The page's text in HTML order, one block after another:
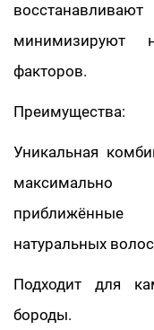
минимизируют
факторов.
Преимущества:
Уникальная
максимально
натуральных
Подходит для
бороды.